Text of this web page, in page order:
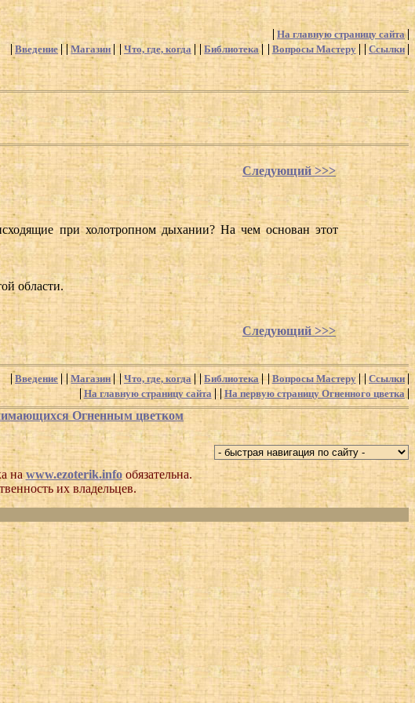
На главную страницу сайта
Введение
Магазин Что, где, когда Библиотека Вопросы Мастеру Ссылки
Следующий >>>
при холотропном дыхании? На чем основан этот
области.
Следующий >>>
Введение Магазин Что, где, когда Библиотека Вопросы Мастеру
Ссылки
На главную страницу сайта
На первую страницу Огненного цветка
Огненным цветком
наwww.ezoterik.infoобязательна.
их владельцев.